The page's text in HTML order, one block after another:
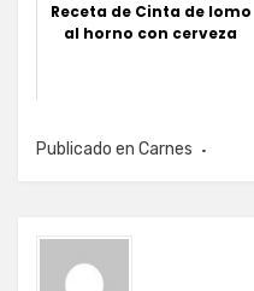
Receta de Cinta de lomo
al horno con cerveza
Publicado en Carnes